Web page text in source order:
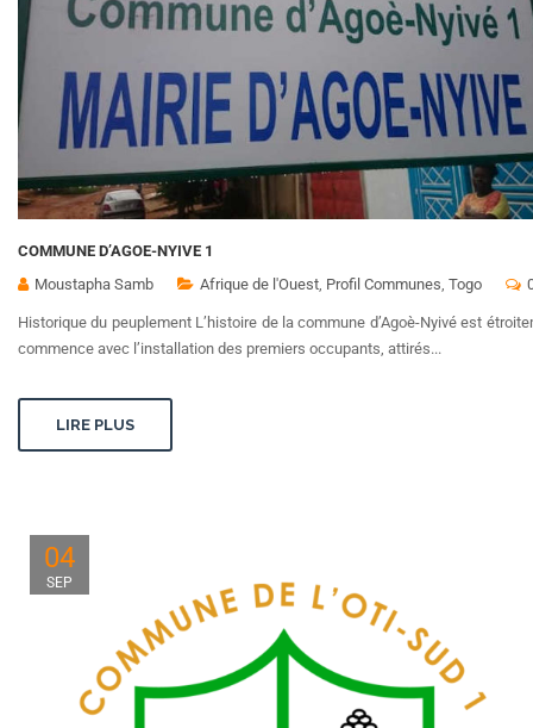
COMMUNE D’AGOE-NYIVE 1
Moustapha Samb
Afrique de l'Ouest, Profil Communes, Togo
Historique du peuplement L’histoire de la commune d’Agoè-Nyivé est
commence avec l’installation des premiers occupants, attirés...
LIRE PLUS
04
SEP